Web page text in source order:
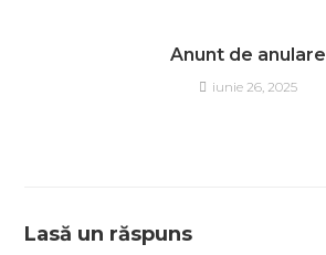
Anunt de anulare
iunie 26, 2025
Lasă un răspuns